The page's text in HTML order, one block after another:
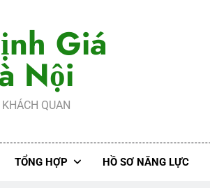
Giá
Nội
QUAN
TỔNG HỢP HỒ SƠ NĂNG LỰC